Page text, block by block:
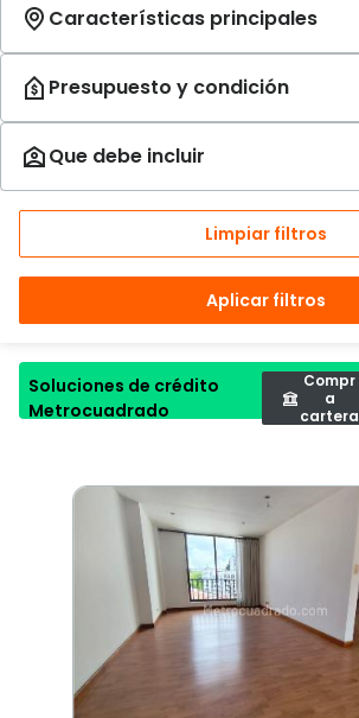
Limpiar filtros
Aplicar filtros
Soluciones de crédito
Metrocuadrado
Compr
a
cartera